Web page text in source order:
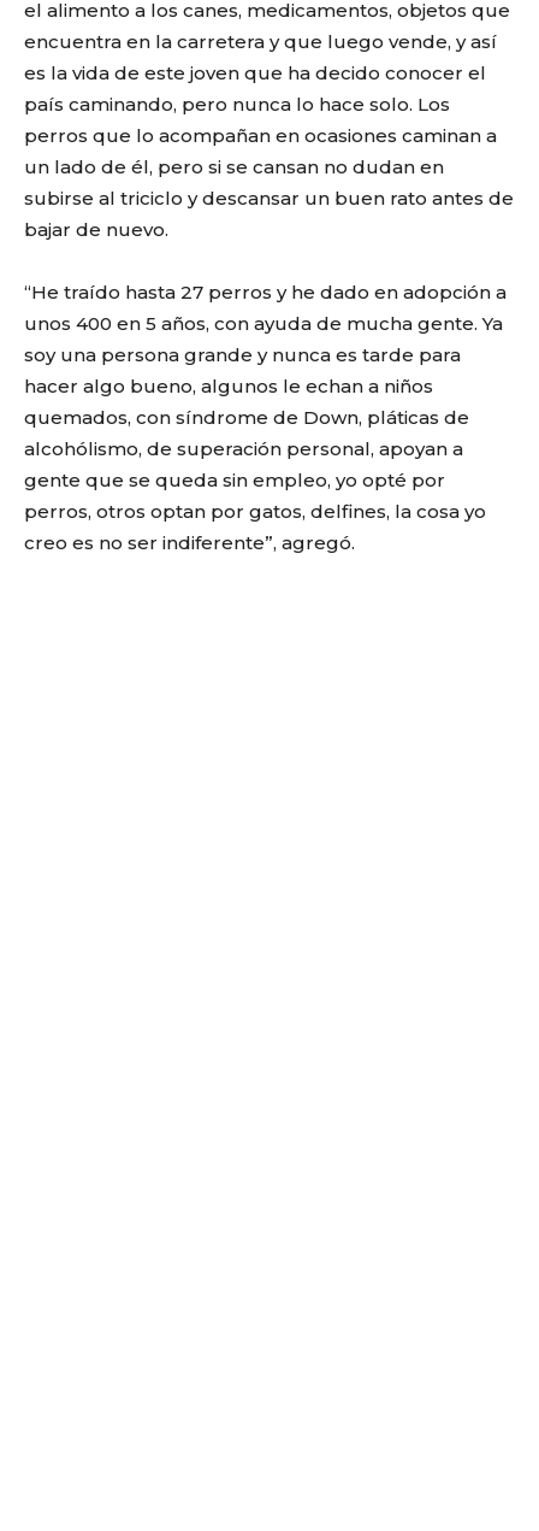
el alimento a los canes, medicamentos, objetos que
encuentra en la carretera y que luego vende, y así
es la vida de este joven que ha decido conocer el
país caminando, pero nunca lo hace solo. Los
perros que lo acompañan en ocasiones caminan a
un lado de él, pero si se cansan no dudan en
subirse al triciclo y descansar un buen rato antes de
bajar de nuevo.
“He traído hasta 27 perros y he dado en adopción a
unos 400 en 5 años, con ayuda de mucha gente. Ya
soy una persona grande y nunca es tarde para
hacer algo bueno, algunos le echan a niños
quemados, con síndrome de Down, pláticas de
alcohólismo, de superación personal, apoyan a
gente que se queda sin empleo, yo opté por
perros, otros optan por gatos, delfines, la cosa yo
creo es no ser indiferente”, agregó.